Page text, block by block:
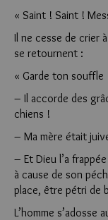
« Saint ! Saint !
Il ne cesse de crier
se retournent :
« Garde ton souffle
– Il accorde des
chiens !
– Ma mère était
– Et Dieu l’a
à cause de son
place, être pétri de
L’homme s’adosse